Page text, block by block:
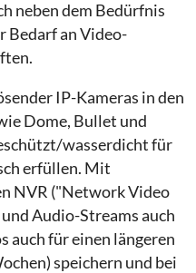
neben dem Bedürfnis
Bedarf an Video-
IP-Kameras in den
Dome, Bullet und
wasserdicht für
erfüllen. Mit
NVR ("Network Video
Audio-Streams auch
auch für einen längeren
speichern und bei